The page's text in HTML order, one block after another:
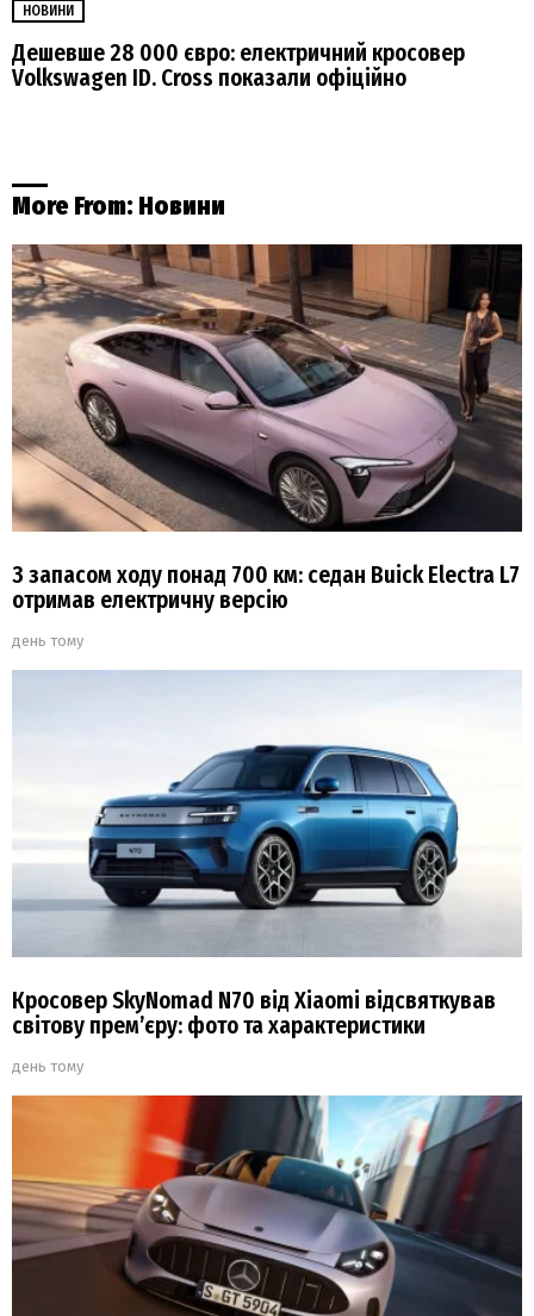
НОВИНИ
Дешевше 28 000 євро: електричний кросовер
Volkswagen ID. Cross показали офіційно
More From: Новини
З запасом ходу понад 700 км: седан Buick Electra L7
отримав електричну версію
день тому
Кросовер SkyNomad N70 від Xiaomi відсвяткував
світову прем’єру: фото та характеристики
день тому